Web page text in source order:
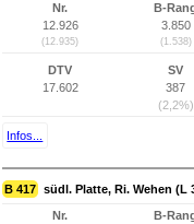
Nr.
12.926
(12.935)
B-
3.850
(1.538)
DTV
17.602
SV
387
(2,2%)
Infos...
B 417 südl. Platte, Ri. Wehen (L
Nr.
B-